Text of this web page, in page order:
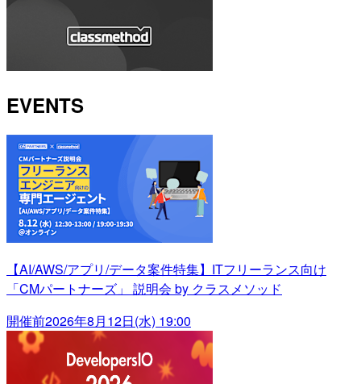
EVENTS
【AI/AWS/アプリ/データ案件特集】ITフリーランス向け
「CMパートナーズ」 説明会 by クラスメソッド
開催前2026年8月12日(水) 19:00